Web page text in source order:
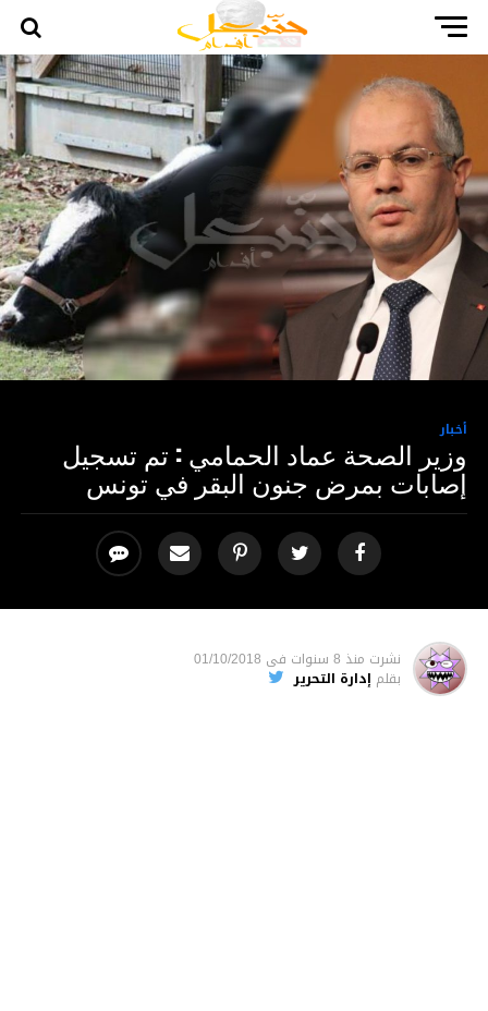
أخبار
وزير الصحة عماد الحمامي : تم تسجيل
إصابات بمرض جنون البقر في تونس
نشرت منذ 8 سنوات فى 01/10/2018
بقلم إدارة التحرير